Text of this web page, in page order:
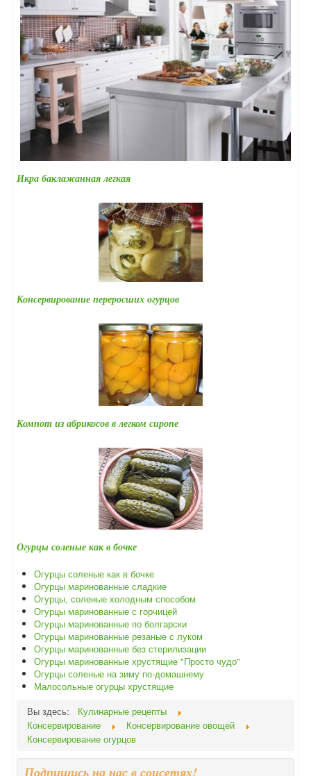
Икра баклажанная легкая
Консервирование переросших огурцов
Компот из абрикосов в легком сиропе
Огурцы соленые как в бочке
Огурцы соленые как в бочке
Огурцы маринованные сладкие
Огурцы, соленые холодным способом
Огурцы маринованные с горчицей
Огурцы маринованные по болгарски
Огурцы маринованные резаные с луком
Огурцы маринованные без стерилизации
Огурцы маринованные хрустящие "Просто чудо"
Огурцы соленые на зиму по-домашнему
Малосольные огурцы хрустящие
Вы здесь:
Кулинарные рецепты
Консервирование
Консервирование овощей
Консервирование огурцов
Подпишись на нас в соцсетях!